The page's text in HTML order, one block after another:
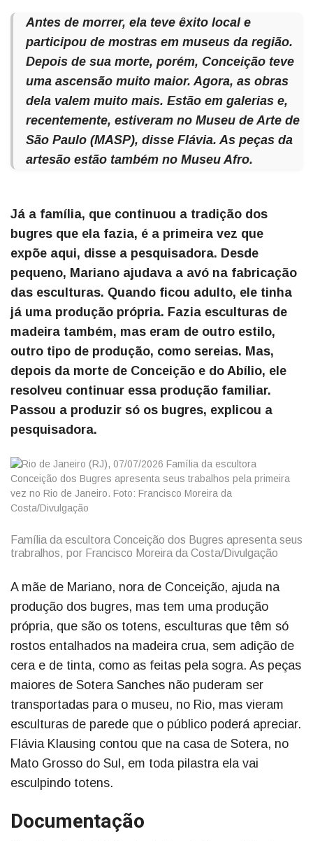
Antes de morrer, ela teve êxito local e
participou de mostras em museus da região.
Depois de sua morte, porém, Conceição teve
uma ascensão muito maior. Agora, as obras
dela valem muito mais. Estão em galerias e,
recentemente, estiveram no Museu de Arte de
São Paulo (MASP), disse Flávia. As peças da
artesão estão também no Museu Afro.
Já a família, que continuou a tradição dos
bugres que ela fazia, é a primeira vez que
expõe aqui, disse a pesquisadora. Desde
pequeno, Mariano ajudava a avó na fabricação
das esculturas. Quando ficou adulto, ele tinha
já uma produção própria. Fazia esculturas de
madeira também, mas eram de outro estilo,
outro tipo de produção, como sereias. Mas,
depois da morte de Conceição e do Abílio, ele
resolveu continuar essa produção familiar.
Passou a produzir só os bugres, explicou a
pesquisadora.
Família da escultora Conceição dos Bugres apresenta seus
trabralhos, por Francisco Moreira da Costa/Divulgação
A mãe de Mariano, nora de Conceição, ajuda na
produção dos bugres, mas tem uma produção
própria, que são os totens, esculturas que têm só
rostos entalhados na madeira crua, sem adição de
cera e de tinta, como as feitas pela sogra. As peças
maiores de Sotera Sanches não puderam ser
transportadas para o museu, no Rio, mas vieram
esculturas de parede que o público poderá apreciar.
Flávia Klausing contou que na casa de Sotera, no
Mato Grosso do Sul, em toda pilastra ela vai
esculpindo totens.
Documentação